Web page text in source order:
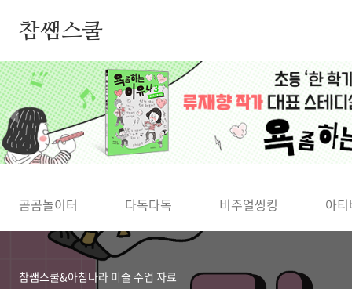
참쌤스쿨
◀
곰곰놀이터 다독다독 비주얼씽킹 아
참쌤스쿨&아침나라 미술 수업 자료